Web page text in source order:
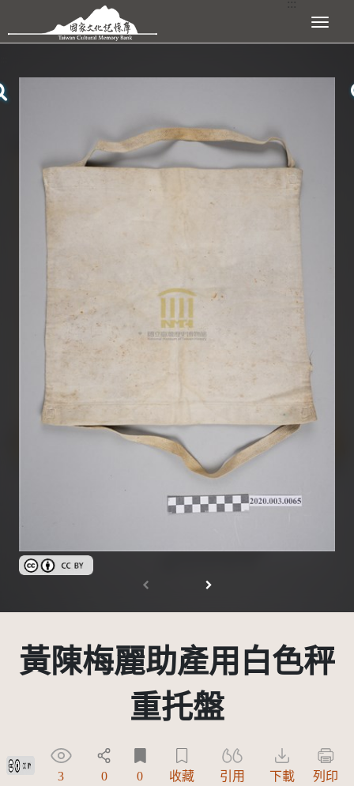
跳到主要內容區塊 展開選單
查看
創用CC姓名標示 3.0 台灣及其後版本(CC BY 3.0 TW +)
黃陳梅麗助產用白色秤
重托盤
創用CC姓名標示 3.0 台灣及其後版本(CC BY 3.0 TW +)
3 0 0 收藏 引用 下載 列印